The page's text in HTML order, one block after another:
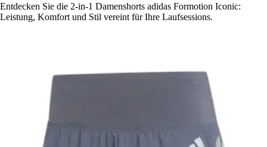
Entdecken Sie die 2-in-1 Damenshorts adidas Formotion Iconic:
Leistung, Komfort und Stil vereint für Ihre Laufsessions.